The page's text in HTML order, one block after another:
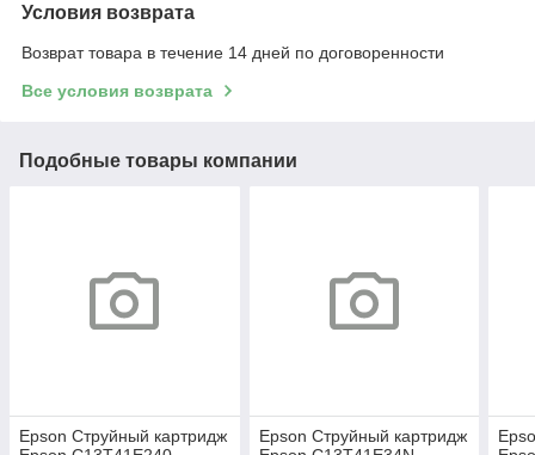
Условия возврата
Возврат товара в течение 14 дней по договоренности
Все условия возврата
Подобные товары компании
Epson Струйный картридж
Epson Струйный картридж